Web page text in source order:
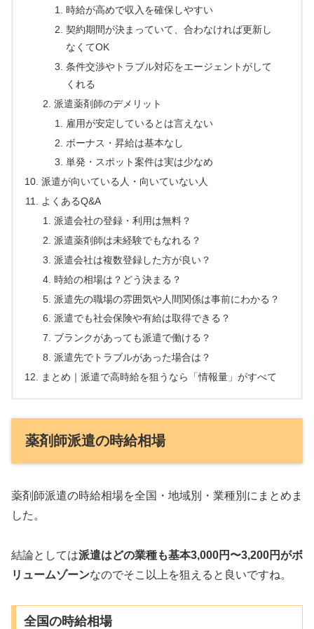
時給が高めで収入を確保しやすい
契約期間が決まっていて、合わなければ更新し
なくてOK
条件交渉やトラブル対応をエージェントがして
くれる
派遣薬剤師のデメリット
雇用が安定しているとは言えない
ボーナス・昇給は基本なし
単発・スポット案件は実は少なめ
派遣が向いている人・向いていない人
よくあるQ&A
派遣会社の登録・利用は無料？
派遣薬剤師は未経験でもなれる？
派遣会社は複数登録した方が良い？
時給の相場は？どう決まる？
派遣先の職場の雰囲気や人間関係は事前にわかる？
派遣でも社会保険や有給は取得できる？
ブランクがあっても派遣で働ける？
派遣先でトラブルがあった場合は？
まとめ｜派遣で高時給を狙うなら「情報量」がすべて
薬剤師派遣の時給相場
薬剤師派遣の時給相場を全国・地域別・業種別にまとめま
した。
結論としては派遣はどの業種も基本3,000円〜3,200円がボ
リュームゾーンなのでそこ以上を狙えると良いですね。
全国の時給相場